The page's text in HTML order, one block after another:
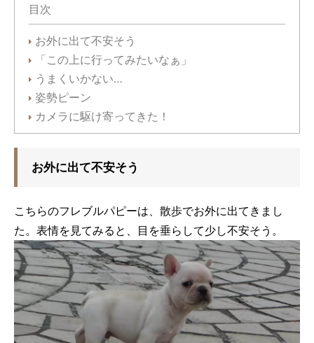
目次
お外に出て不安そう
「この上に行ってみたいなぁ」
うまくいかない…
姿勢ピーン
カメラに駆け寄ってきた！
お外に出て不安そう
こちらのフレブルパピーは、散歩でお外に出てきまし
た。表情を見てみると、目を垂らして少し不安そう。